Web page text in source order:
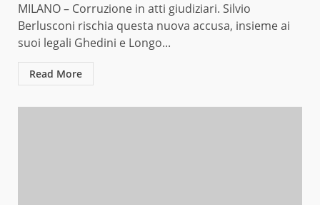
MILANO – Corruzione in atti giudiziari. Silvio
Berlusconi rischia questa nuova accusa, insieme ai
suoi legali Ghedini e Longo...
Read More